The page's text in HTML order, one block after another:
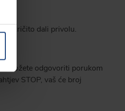
izričito dali privolu.
Možete odgovoriti porukom
STOP, vaš će broj